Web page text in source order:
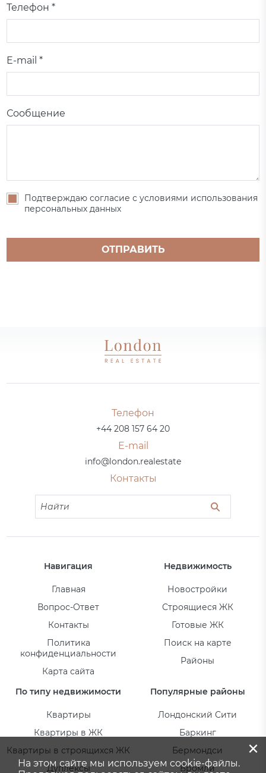
Телефон *
E-mail *
Сообщение
Подтверждаю согласие с условиями использования
персональных данных
ОТПРАВИТЬ
Телефон
+44 208 157 64 20
E-mail
info@london.realestate
Контакты
Навигация
Главная
Вопрос-Ответ
Контакты
Политика
конфиденциальности
Карта сайта
Недвижимость
Новостройки
Строящиеся ЖК
Готовые ЖК
Поиск на карте
Районы
По типу недвижимости
Квартиры
Квартиры в ЖК
Квартиры в строящихся ЖК
Дуплексы
Популярные районы
Лондонский Сити
Баркинг
Бермондси
Бромли
×
На этом сайте мы используем cookie-файлы.